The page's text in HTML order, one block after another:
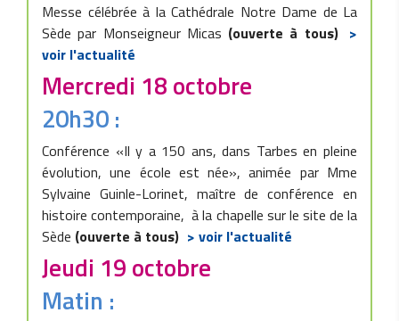
Messe célébrée à la Cathédrale Notre Dame de La
Sède par Monseigneur Micas (ouverte à tous) >
voir l'actualité
Mercredi 18 octobre
20h30 :
Conférence «Il y a 150 ans, dans Tarbes en pleine
évolution, une école est née», animée par Mme
Sylvaine Guinle-Lorinet, maître de conférence en
histoire contemporaine, à la chapelle sur le site de la
Sède (ouverte à tous) > voir l'actualité
Jeudi 19 octobre
Matin :